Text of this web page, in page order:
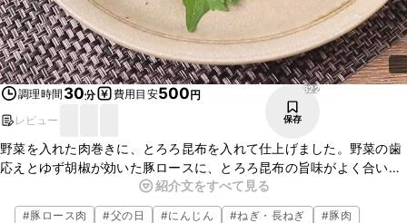
調理時間 30分 費用目安500円
レビュー
622
保存
野菜を入れた肉巻きに、とろろ昆布を入れて仕上げました。野菜の歯
応えとゆず胡椒が効いた豚ロースに、とろろ昆布の旨味がよく合いま
す。お酒のおつまみや、お弁当の一品としても便利です。お好みの野
菜を入れるとアレンジが広がりますよ。ぜひお試しくださいね。
紹介文をすべて見る
#豚ロース肉 #父の日 #にんじん #ねぎ・長ねぎ #豚肉